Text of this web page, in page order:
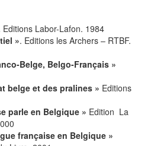
Editions Labor-Lafon. 1984
». Editions les Archers – RTBF.
Belge, Belgo-Français »
belge et des pralines » Editions
parle en Belgique » Edition La
française en Belgique »